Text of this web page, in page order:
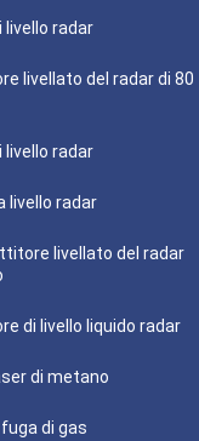
livello radar
livellato del radar di 80
livello radar
livello radar
livellato del radar
di livello liquido radar
di metano
di gas